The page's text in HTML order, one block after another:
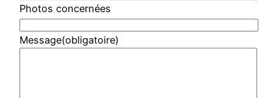
Photos concernées
Message(obligatoire)